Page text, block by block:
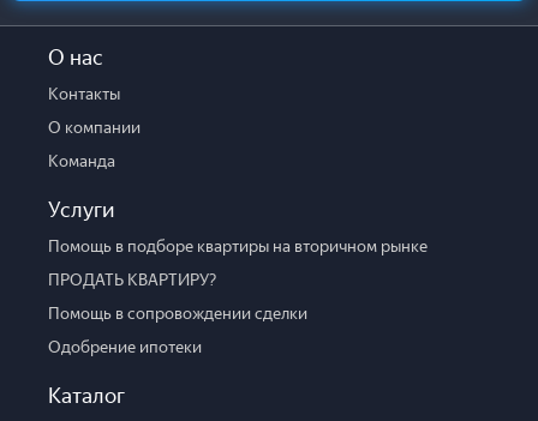
О нас
Контакты
О компании
Команда
Услуги
Помощь в подборе квартиры на вторичном рынке
ПРОДАТЬ КВАРТИРУ?
Помощь в сопровождении сделки
Одобрение ипотеки
Каталог